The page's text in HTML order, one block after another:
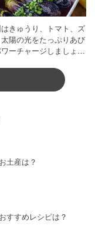
きゅうり、トマト、ズ
陽の光をたっぷりあび
ーチャージしましょう
土産は？
すすめレシピは？